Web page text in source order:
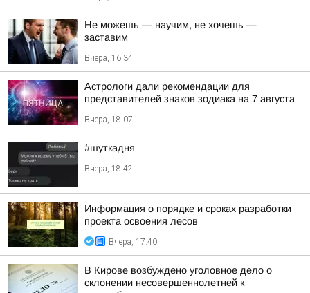
Не можешь — научим, не хочешь —
заставим
Вчера, 16:34
Астрологи дали рекомендации для
представителей знаков зодиака на 7 августа
Вчера, 18:07
#шуткадня
Вчера, 18:42
Информация о порядке и сроках разработки
проекта освоения лесов
Вчера, 17:40
В Кирове возбуждено уголовное дело о
склонении несовершеннолетней к